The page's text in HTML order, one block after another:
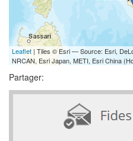
Leaflet | Tiles © Esri — Source: Esri,
NRCAN, Esri Japan, METI, Esri China
Partager: